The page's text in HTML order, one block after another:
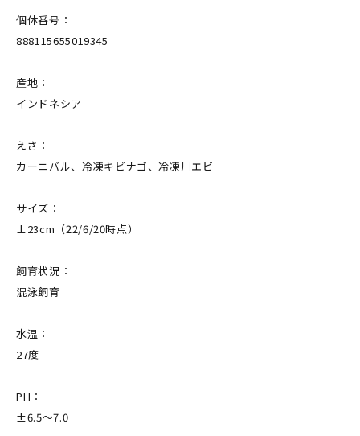
個体番号：
888115655019345
産地：
インドネシア
えさ：
カーニバル、冷凍キビナゴ、冷凍川エビ
サイズ：
±23cm（22/6/20時点）
飼育状況：
混泳飼育
水温：
27度
PH：
±6.5～7.0